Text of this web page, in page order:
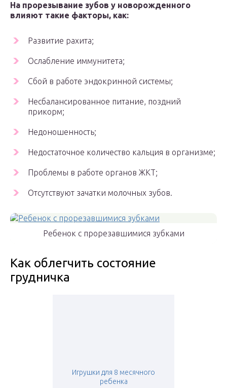
На прорезывание зубов у новорожденного
влияют такие факторы, как:
Развитие рахита;
Ослабление иммунитета;
Сбой в работе эндокринной системы;
Несбалансированное питание, поздний
прикорм;
Недоношенность;
Недостаточное количество кальция в организме;
Проблемы в работе органов ЖКТ;
Отсутствуют зачатки молочных зубов.
Ребенок с прорезавшимися зубками
Как облегчить состояние
грудничка
Игрушки для 8 месячного
ребенка